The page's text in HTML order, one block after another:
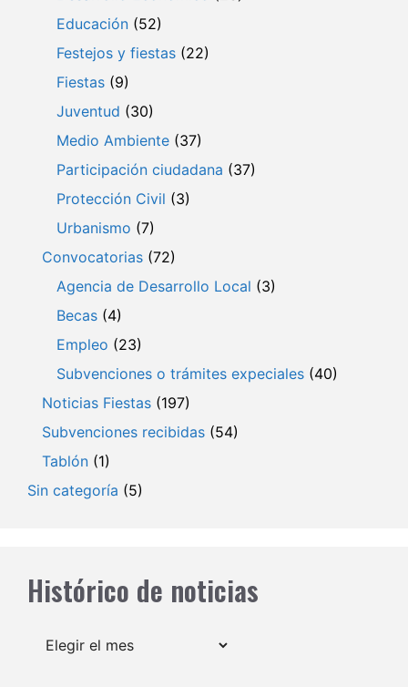
Educación (52)
Festejos y fiestas (22)
Fiestas (9)
Juventud (30)
Medio Ambiente (37)
Participación ciudadana (37)
Protección Civil (3)
Urbanismo (7)
Convocatorias (72)
Agencia de Desarrollo Local (3)
Becas (4)
Empleo (23)
Subvenciones o trámites expeciales (40)
Noticias Fiestas (197)
Subvenciones recibidas (54)
Tablón (1)
Sin categoría (5)
Histórico de noticias
Archivos